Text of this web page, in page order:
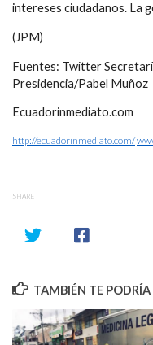
intereses ciudadanos. La
(JPM)
Fuentes: Twitter
Presidencia/Pabel Muñoz
Ecuadorinmediato.com
http://ecuadorinmediato.com/
SHARE
TAMBIÉN TE PODRÍA